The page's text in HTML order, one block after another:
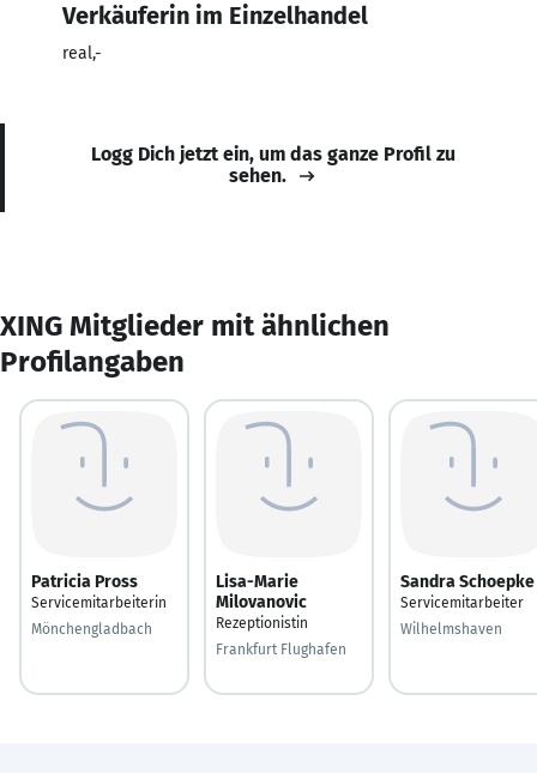
Verkäuferin im Einzelhandel
real,-
Logg Dich jetzt ein, um das ganze Profil zu
sehen.
XING Mitglieder mit ähnlichen
Profilangaben
Patricia Pross
Servicemitarbeiterin
Mönchengladbach
Lisa-Marie
Milovanovic
Rezeptionistin
Frankfurt Flughafen
Sandra Schoepke
Servicemitarbeiter
Wilhelmshaven